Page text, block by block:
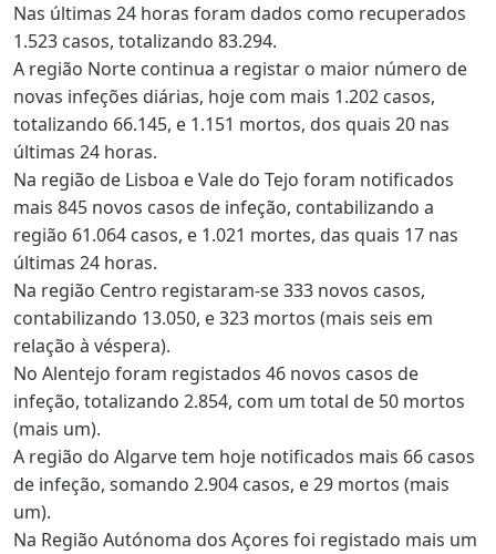
Nas últimas 24 horas foram dados como recuperados
1.523 casos, totalizando 83.294.
A região Norte continua a registar o maior número de
novas infeções diárias, hoje com mais 1.202 casos,
totalizando 66.145, e 1.151 mortos, dos quais 20 nas
últimas 24 horas.
Na região de Lisboa e Vale do Tejo foram notificados
mais 845 novos casos de infeção, contabilizando a
região 61.064 casos, e 1.021 mortes, das quais 17 nas
últimas 24 horas.
Na região Centro registaram-se 333 novos casos,
contabilizando 13.050, e 323 mortos (mais seis em
relação à véspera).
No Alentejo foram registados 46 novos casos de
infeção, totalizando 2.854, com um total de 50 mortos
(mais um).
A região do Algarve tem hoje notificados mais 66 casos
de infeção, somando 2.904 casos, e 29 mortos (mais
um).
Na Região Autónoma dos Açores foi registado mais um